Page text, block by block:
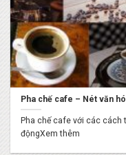
Pha chế cafe – Nét văn
Pha chế cafe với các cách
độngXem thêm